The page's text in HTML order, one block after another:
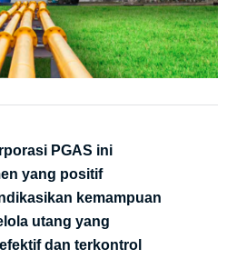
PGAS ini
yang positif
kemampuan
utang yang
dan terkontrol